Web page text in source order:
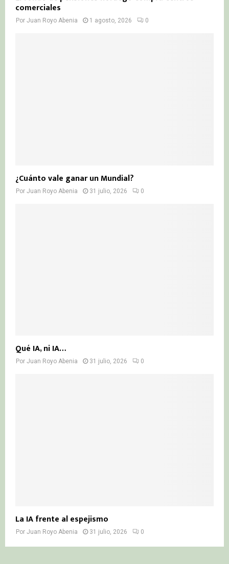
comerciales
Por Juan Royo Abenia 1 agosto, 2026 0
¿Cuánto vale ganar un Mundial?
Por Juan Royo Abenia 31 julio, 2026 0
Qué IA, ni IA…
Por Juan Royo Abenia 31 julio, 2026 0
La IA frente al espejismo
Por Juan Royo Abenia 31 julio, 2026 0